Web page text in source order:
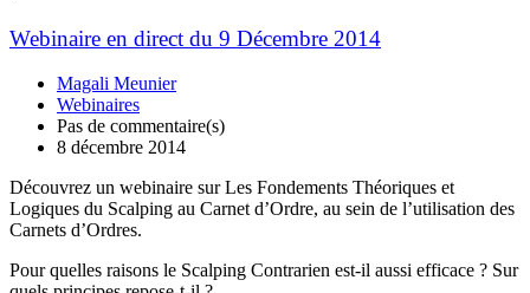
Webinaire en direct du 9 Décembre 2014
Magali Meunier
Webinaires
Pas de commentaire(s)
8 décembre 2014
Découvrez un webinaire sur Les Fondements Théoriques et
Logiques du Scalping au Carnet d’Ordre, au sein de l’utilisation des
Carnets d’Ordres.
Pour quelles raisons le Scalping Contrarien est-il aussi efficace ? Sur